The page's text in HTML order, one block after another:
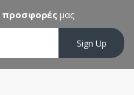
προσφορές μας
Sign Up